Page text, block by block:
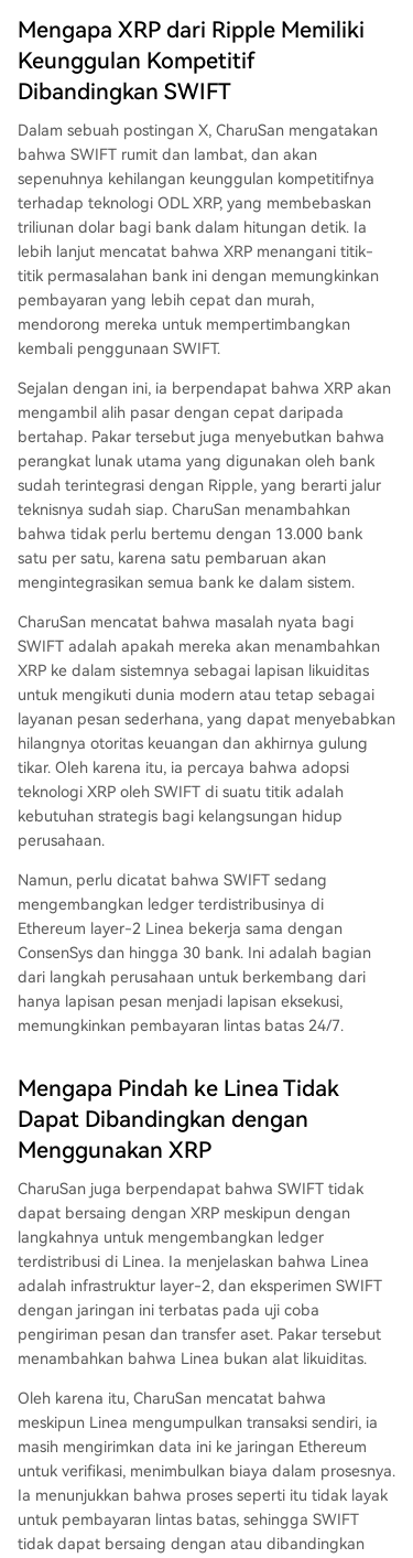
ntegrasi XRP sebagai lapisan likuiditas, masa de
pan SWIFT terancam. Pada saat penulisan, harg
a XRP diperdagangkan sekitar $1,41, turun lebih
dari 4% dalam 24 jam terakhir.
Mengapa XRP dari Ripple Memiliki
Keunggulan Kompetitif
Dibandingkan SWIFT
Dalam sebuah postingan X, CharuSan mengatakan
bahwa SWIFT rumit dan lambat, dan akan
sepenuhnya kehilangan keunggulan kompetitifnya
terhadap teknologi ODL XRP, yang membebaskan
triliunan dolar bagi bank dalam hitungan detik. Ia
lebih lanjut mencatat bahwa XRP menangani titik-
titik permasalahan bank ini dengan memungkinkan
pembayaran yang lebih cepat dan murah,
mendorong mereka untuk mempertimbangkan
kembali penggunaan SWIFT.
Sejalan dengan ini, ia berpendapat bahwa XRP akan
mengambil alih pasar dengan cepat daripada
bertahap. Pakar tersebut juga menyebutkan bahwa
perangkat lunak utama yang digunakan oleh bank
sudah terintegrasi dengan Ripple, yang berarti jalur
teknisnya sudah siap. CharuSan menambahkan
bahwa tidak perlu bertemu dengan 13.000 bank
satu per satu, karena satu pembaruan akan
mengintegrasikan semua bank ke dalam sistem.
CharuSan mencatat bahwa masalah nyata bagi
SWIFT adalah apakah mereka akan menambahkan
XRP ke dalam sistemnya sebagai lapisan likuiditas
untuk mengikuti dunia modern atau tetap sebagai
layanan pesan sederhana, yang dapat menyebabkan
hilangnya otoritas keuangan dan akhirnya gulung
tikar. Oleh karena itu, ia percaya bahwa adopsi
teknologi XRP oleh SWIFT di suatu titik adalah
kebutuhan strategis bagi kelangsungan hidup
perusahaan.
Namun, perlu dicatat bahwa SWIFT sedang
mengembangkan ledger terdistribusinya di
Ethereum layer-2 Linea bekerja sama dengan
ConsenSys dan hingga 30 bank. Ini adalah bagian
dari langkah perusahaan untuk berkembang dari
hanya lapisan pesan menjadi lapisan eksekusi,
memungkinkan pembayaran lintas batas 24/7.
Mengapa Pindah ke Linea Tidak
Dapat Dibandingkan dengan
Menggunakan XRP
CharuSan juga berpendapat bahwa SWIFT tidak
dapat bersaing dengan XRP meskipun dengan
langkahnya untuk mengembangkan ledger
terdistribusi di Linea. Ia menjelaskan bahwa Linea
adalah infrastruktur layer-2, dan eksperimen SWIFT
dengan jaringan ini terbatas pada uji coba
pengiriman pesan dan transfer aset. Pakar tersebut
menambahkan bahwa Linea bukan alat likuiditas.
Oleh karena itu, CharuSan mencatat bahwa
meskipun Linea mengumpulkan transaksi sendiri, ia
masih mengirimkan data ini ke jaringan Ethereum
untuk verifikasi, menimbulkan biaya dalam prosesnya.
Ia menunjukkan bahwa proses seperti itu tidak layak
untuk pembayaran lintas batas, sehingga SWIFT
tidak dapat bersaing dengan atau dibandingkan